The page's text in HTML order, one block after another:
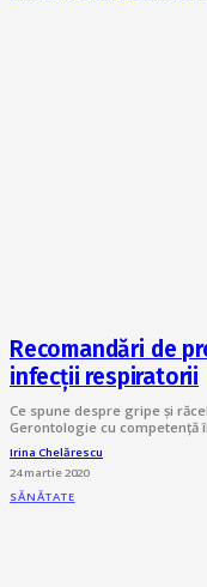
Recomandări de
infecții respiratorii
Ce spune despre gripe și
Gerontologie cu competenţă
Irina Chelărescu
24 martie 2020
SĂNĂTATE